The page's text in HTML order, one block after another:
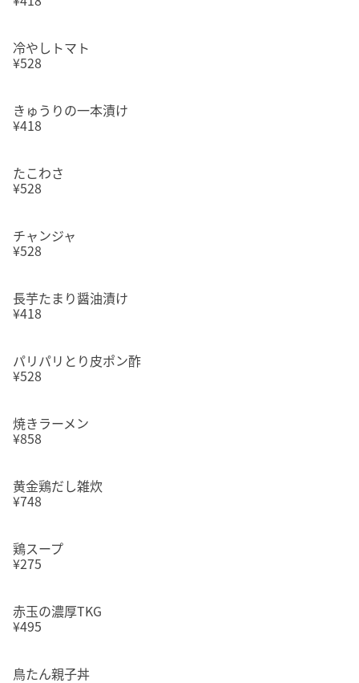
冷やしトマト
¥528
きゅうりの一本漬け
¥418
たこわさ
¥528
チャンジャ
¥528
長芋たまり醤油漬け
¥418
パリパリとり皮ポン酢
¥528
焼きラーメン
¥858
黄金鶏だし雑炊
¥748
鶏スープ
¥275
赤玉の濃厚TKG
¥495
鳥たん親子丼